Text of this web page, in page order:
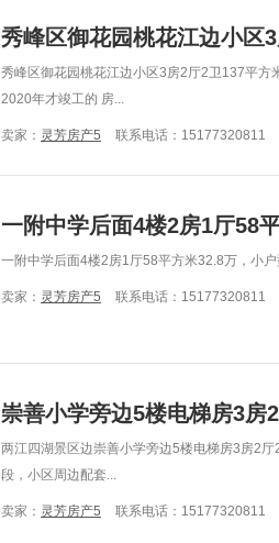
秀峰区御花园桃花江边小区
秀峰区御花园桃花江边小区3房2厅2卫137平
2020年才竣工的 房...
卖家： 灵芳房产5 联系电话：15177320811
一附中学后面4楼2房1厅58
一附中学后面4楼2房1厅58平方米32.8万，小
卖家： 灵芳房产5 联系电话：15177320811
崇善小学旁边5楼电梯房3房
两江四湖景区边崇善小学旁边5楼电梯房3房2
段，小区周边配套...
卖家： 灵芳房产5 联系电话：15177320811